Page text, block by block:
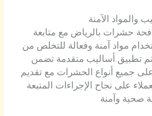
والمواد الآمنة
حشرات بالرياض مع متابعة
مواد آمنة وفعالة للتخلص من
تطبيق أساليب متقدمة تضمن
جميع أنواع الحشرات مع تقديم
على نجاح الإجراءات المتبعة
صحية وآمنة